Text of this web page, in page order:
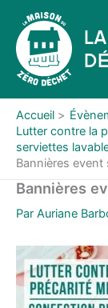
contenu
Accueil
Lutter contre la
serviettes
Bannières event
Bannières
Par Auriane